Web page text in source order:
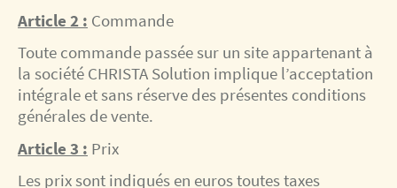
Article 2 : Commande
Toute commande passée sur un site appartenant à
la société CHRISTA Solution implique l’acceptation
intégrale et sans réserve des présentes conditions
générales de vente.
Article 3 : Prix
Les prix sont indiqués en euros toutes taxes